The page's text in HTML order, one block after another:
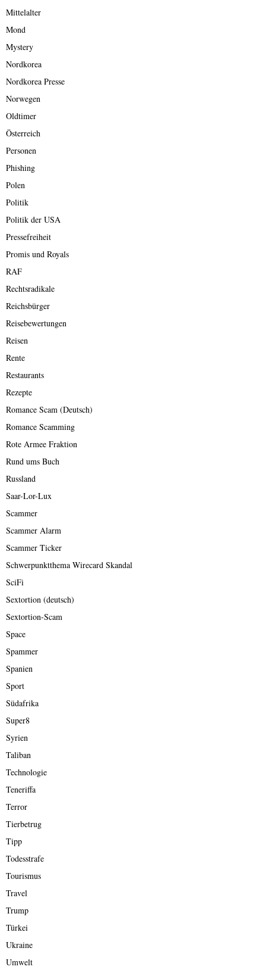
Mittelalter
Mond
Mystery
Nordkorea
Nordkorea Presse
Norwegen
Oldtimer
Österreich
Personen
Phishing
Polen
Politik
Politik der USA
Pressefreiheit
Promis und Royals
RAF
Rechtsradikale
Reichsbürger
Reisebewertungen
Reisen
Rente
Restaurants
Rezepte
Romance Scam (Deutsch)
Romance Scamming
Rote Armee Fraktion
Rund ums Buch
Russland
Saar-Lor-Lux
Scammer
Scammer Alarm
Scammer Ticker
Schwerpunktthema Wirecard Skandal
SciFi
Sextortion (deutsch)
Sextortion-Scam
Space
Spammer
Spanien
Sport
Südafrika
Super8
Syrien
Taliban
Technologie
Teneriffa
Terror
Tierbetrug
Tipp
Todesstrafe
Tourismus
Travel
Trump
Türkei
Ukraine
Umwelt